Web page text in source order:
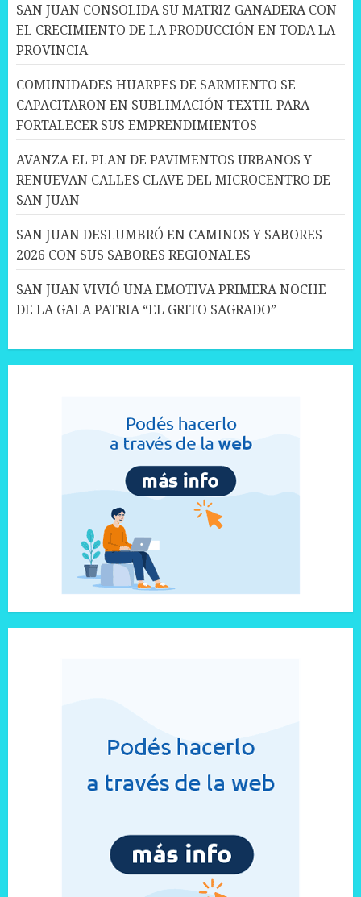
SAN JUAN CONSOLIDA SU MATRIZ GANADERA CON
EL CRECIMIENTO DE LA PRODUCCIÓN EN TODA LA
PROVINCIA
COMUNIDADES HUARPES DE SARMIENTO SE
CAPACITARON EN SUBLIMACIÓN TEXTIL PARA
FORTALECER SUS EMPRENDIMIENTOS
AVANZA EL PLAN DE PAVIMENTOS URBANOS Y
RENUEVAN CALLES CLAVE DEL MICROCENTRO DE
SAN JUAN
SAN JUAN DESLUMBRÓ EN CAMINOS Y SABORES
2026 CON SUS SABORES REGIONALES
SAN JUAN VIVIÓ UNA EMOTIVA PRIMERA NOCHE
DE LA GALA PATRIA “EL GRITO SAGRADO”